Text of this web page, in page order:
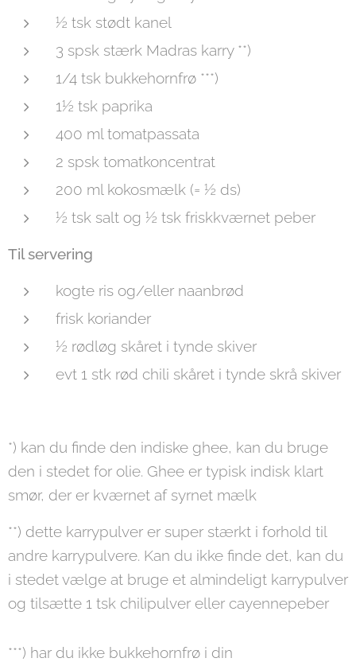
½ tsk stødt kanel
3 spsk stærk Madras karry **)
1/4 tsk bukkehornfrø ***)
1½ tsk paprika
400 ml tomatpassata
2 spsk tomatkoncentrat
200 ml kokosmælk (= ½ ds)
½ tsk salt og ½ tsk friskkværnet peber
Til servering
kogte ris og/eller naanbrød
frisk koriander
½ rødløg skåret i tynde skiver
evt 1 stk rød chili skåret i tynde skrå skiver
*) kan du finde den indiske ghee, kan du bruge
den i stedet for olie. Ghee er typisk indisk klart
smør, der er kværnet af syrnet mælk
**) dette karrypulver er super stærkt i forhold til
andre karrypulvere. Kan du ikke finde det, kan du
i stedet vælge at bruge et almindeligt karrypulver
og tilsætte 1 tsk chilipulver eller cayennepeber
***) har du ikke bukkehornfrø i din